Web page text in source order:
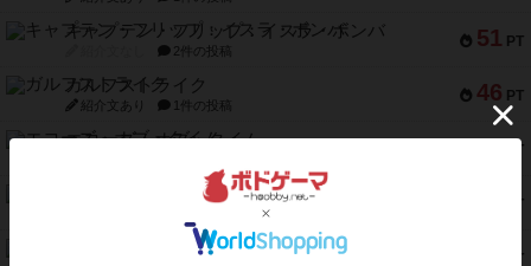
51 PT
キャプテン・フリップ：イスラ・ボンバ
2件の投稿
46 PT
ガルフストライク
紹介文あり 1件の投稿
45 PT
エコーズ・オブ・タイム
PT
PT